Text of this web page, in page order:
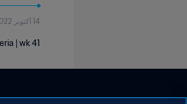
14 أكتوبر 2022
| wk 41